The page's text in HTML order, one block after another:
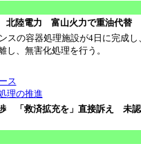
北陸電力 富山火力で重油代替
スの容器処理施設が4日に完成
し、無害化処理を行う。
ス
理の推進
「救済拡充を」直接訴え 未